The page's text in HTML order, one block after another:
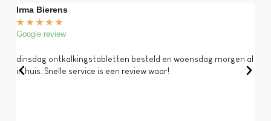
Irma Bierens
★ ★ ★ ★ ★
Google review
dinsdag ontkalkingstabletten besteld en woensdag morgen al
in huis. Snelle service is een review waar!